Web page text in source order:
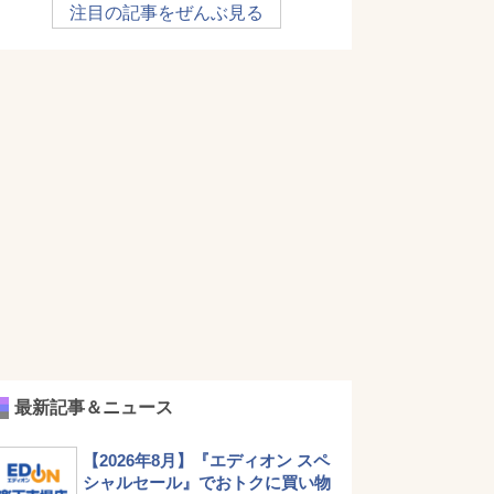
注目の記事をぜんぶ見る
最新記事＆ニュース
【2026年8月】『エディオン スペ
シャルセール』でおトクに買い物